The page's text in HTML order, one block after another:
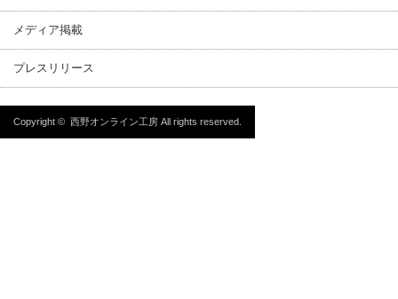
メディア掲載
プレスリリース
Copyright © 西野オンライン工房 All rights reserved.